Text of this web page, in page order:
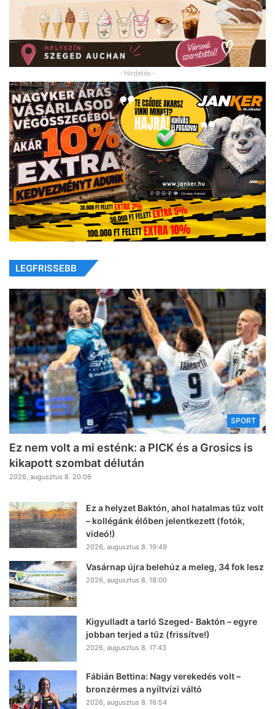
- Hirdetés -
LEGFRISSEBB
SPORT
Ez nem volt a mi esténk: a PICK és a Grosics is
kikapott szombat délután
2026, augusztus 8. 20:06
Ez a helyzet Baktón, ahol hatalmas tűz volt
– kollégánk élőben jelentkezett (fotók,
videó!)
2026, augusztus 8. 19:49
Vasárnap újra belehúz a meleg, 34 fok lesz
2026, augusztus 8. 18:00
Kigyulladt a tarló Szeged- Baktón – egyre
jobban terjed a tűz (frissítve!)
2026, augusztus 8. 17:43
Fábián Bettina: Nagy verekedés volt –
bronzérmes a nyíltvízi váltó
2026, augusztus 8. 16:54